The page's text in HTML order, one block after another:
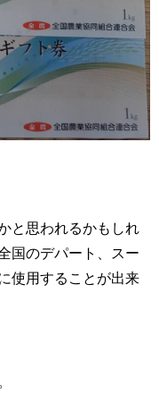
と思われるかもしれ
国のデパート、スー
使用することが出来